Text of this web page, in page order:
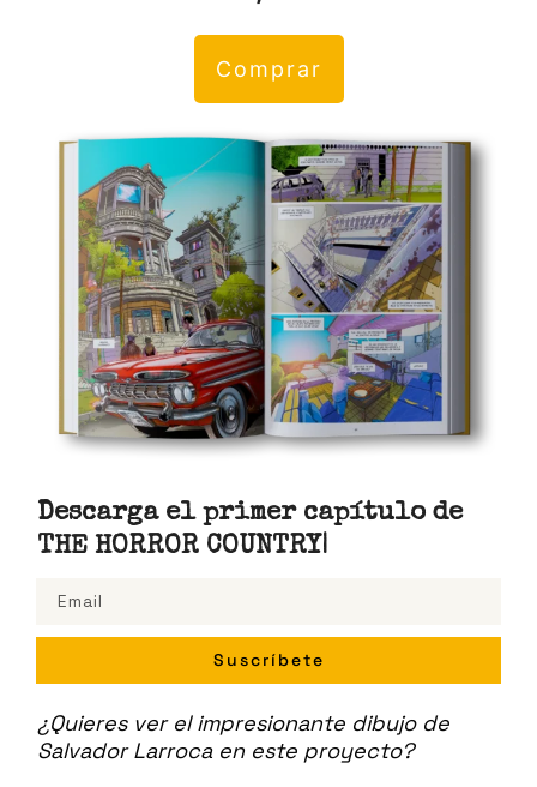
Comprar
Descarga el primer capítulo de
THE HORROR COUNTRY|
Suscríbete
¿Quieres ver el impresionante dibujo de
Salvador Larroca en este proyecto?